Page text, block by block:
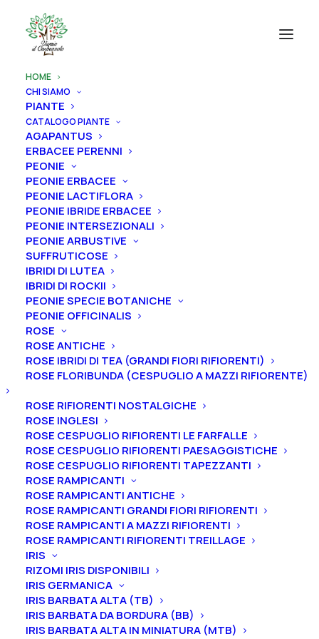
HOME
CHI SIAMO
PIANTE
CATALOGO PIANTE
AGAPANTUS
ERBACEE PERENNI
PEONIE
PEONIE ERBACEE
PEONIE LACTIFLORA
PEONIE IBRIDE ERBACEE
PEONIE INTERSEZIONALI
PEONIE ARBUSTIVE
SUFFRUTICOSE
IBRIDI DI LUTEA
IBRIDI DI ROCKII
PEONIE SPECIE BOTANICHE
PEONIE OFFICINALIS
ROSE
ROSE ANTICHE
ROSE IBRIDI DI TEA (GRANDI FIORI RIFIORENTI)
ROSE FLORIBUNDA (CESPUGLIO A MAZZI RIFIORENTE)
ROSE RIFIORENTI NOSTALGICHE
ROSE INGLESI
ROSE CESPUGLIO RIFIORENTI LE FARFALLE
ROSE CESPUGLIO RIFIORENTI PAESAGGISTICHE
ROSE CESPUGLIO RIFIORENTI TAPEZZANTI
ROSE RAMPICANTI
ROSE RAMPICANTI ANTICHE
ROSE RAMPICANTI GRANDI FIORI RIFIORENTI
ROSE RAMPICANTI A MAZZI RIFIORENTI
ROSE RAMPICANTI RIFIORENTI TREILLAGE
IRIS
RIZOMI IRIS DISPONIBILI
IRIS GERMANICA
IRIS BARBATA ALTA (TB)
IRIS BARBATA DA BORDURA (BB)
IRIS BARBATA ALTA IN MINIATURA (MTB)
Finalmente è arrivata la stagione dei rizomi di Iris
È iniziata la vendita dei rizomi di Iris
Con grande emozione inizia la nostra prima
stagione di vendita dei rizomi di Iris. Clicca
per visitare direttamente la sezione dello
shop dedicata ai rizomi.